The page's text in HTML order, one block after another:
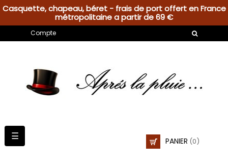
Casquette, chapeau, béret - frais de port offert en France
métropolitaine a partir de 69 €
Compte
PANIER (0)
Basculer
la
☰